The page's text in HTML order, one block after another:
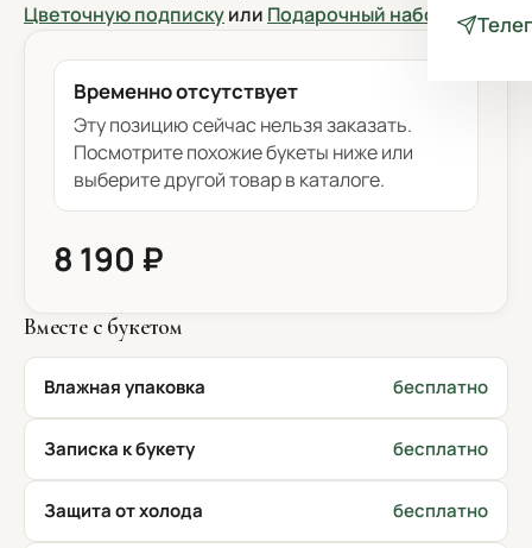
Цветочную подпискуили Подарочный набор
Временно отсутствует
Эту позицию сейчас нельзя заказать.
Посмотрите похожие букеты ниже или
выберите другой товар в каталоге.
8 190 ₽
Вместе с букетом
Влажная упаковка бесплатно
Записка к букету бесплатно
Защита от холода бесплатно